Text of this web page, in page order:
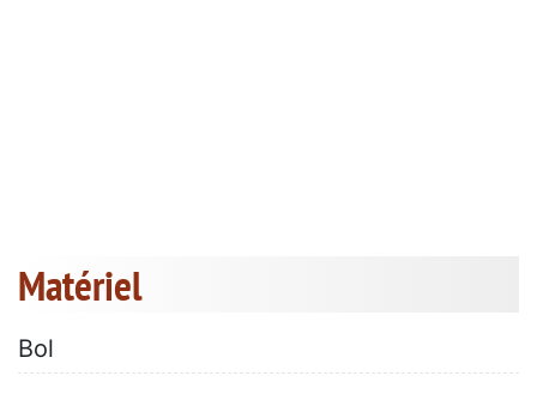
Matériel
Bol